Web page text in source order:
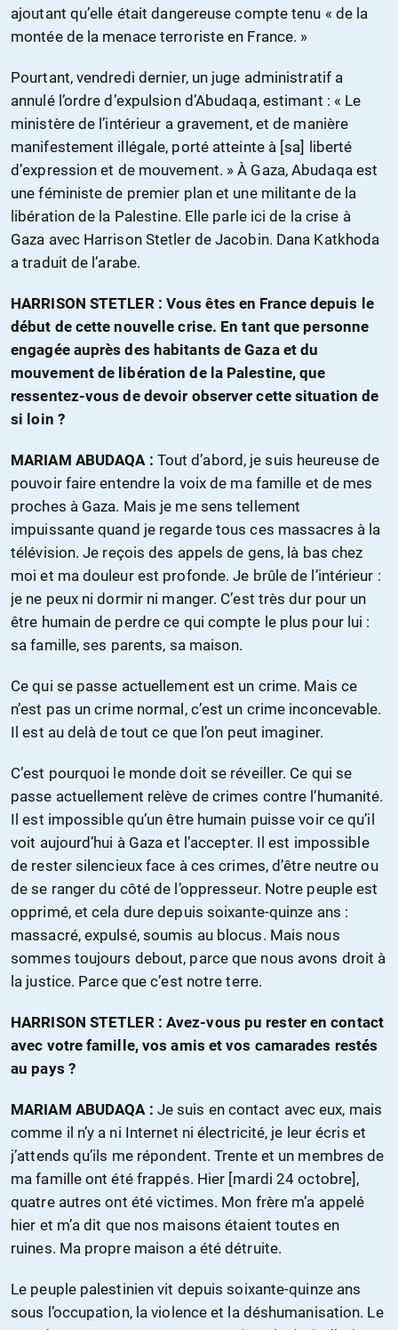
ajoutant qu’elle était dangereuse compte tenu « de la
montée de la menace terroriste en France. »
Pourtant, vendredi dernier, un juge administratif a
annulé l’ordre d’expulsion d’Abudaqa, estimant : « Le
ministère de l’intérieur a gravement, et de manière
manifestement illégale, porté atteinte à [sa] liberté
d’expression et de mouvement. » À Gaza, Abudaqa est
une féministe de premier plan et une militante de la
libération de la Palestine. Elle parle ici de la crise à
Gaza avec Harrison Stetler de Jacobin. Dana Katkhoda
a traduit de l’arabe.
HARRISON STETLER : Vous êtes en France depuis le
début de cette nouvelle crise. En tant que personne
engagée auprès des habitants de Gaza et du
mouvement de libération de la Palestine, que
ressentez-vous de devoir observer cette situation de
si loin ?
MARIAM ABUDAQA : Tout d’abord, je suis heureuse de
pouvoir faire entendre la voix de ma famille et de mes
proches à Gaza. Mais je me sens tellement
impuissante quand je regarde tous ces massacres à la
télévision. Je reçois des appels de gens, là bas chez
moi et ma douleur est profonde. Je brûle de l’intérieur :
je ne peux ni dormir ni manger. C’est très dur pour un
être humain de perdre ce qui compte le plus pour lui :
sa famille, ses parents, sa maison.
Ce qui se passe actuellement est un crime. Mais ce
n’est pas un crime normal, c’est un crime inconcevable.
Il est au delà de tout ce que l’on peut imaginer.
C’est pourquoi le monde doit se réveiller. Ce qui se
passe actuellement relève de crimes contre l’humanité.
Il est impossible qu’un être humain puisse voir ce qu’il
voit aujourd’hui à Gaza et l’accepter. Il est impossible
de rester silencieux face à ces crimes, d’être neutre ou
de se ranger du côté de l’oppresseur. Notre peuple est
opprimé, et cela dure depuis soixante-quinze ans :
massacré, expulsé, soumis au blocus. Mais nous
sommes toujours debout, parce que nous avons droit à
la justice. Parce que c’est notre terre.
HARRISON STETLER : Avez-vous pu rester en contact
avec votre famille, vos amis et vos camarades restés
au pays ?
MARIAM ABUDAQA : Je suis en contact avec eux, mais
comme il n’y a ni Internet ni électricité, je leur écris et
j’attends qu’ils me répondent. Trente et un membres de
ma famille ont été frappés. Hier [mardi 24 octobre],
quatre autres ont été victimes. Mon frère m’a appelé
hier et m’a dit que nos maisons étaient toutes en
ruines. Ma propre maison a été détruite.
Le peuple palestinien vit depuis soixante-quinze ans
sous l’occupation, la violence et la déshumanisation. Le